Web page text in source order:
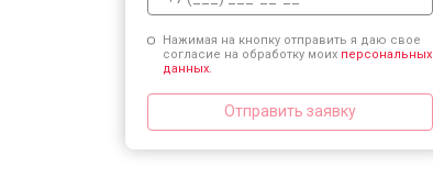
Нажимая на кнопку отправить я даю свое
согласие на обработку моих персональных
данных.
Отправить заявку